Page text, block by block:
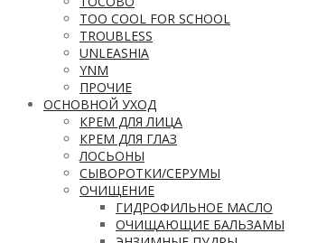
TOO COOL FOR SCHOOL
TROUBLESS
UNLEASHIA
YNM
ПРОЧИЕ
ОСНОВНОЙ УХОД
КРЕМ ДЛЯ ЛИЦА
КРЕМ ДЛЯ ГЛАЗ
ЛОСЬОНЫ
СЫВОРОТКИ/СЕРУМЫ
ОЧИЩЕНИЕ
ГИДРОФИЛЬНОЕ МАСЛО
ОЧИЩАЮЩИЕ БАЛЬЗАМЫ